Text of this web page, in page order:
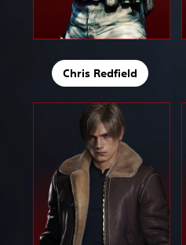
Chris Redfield